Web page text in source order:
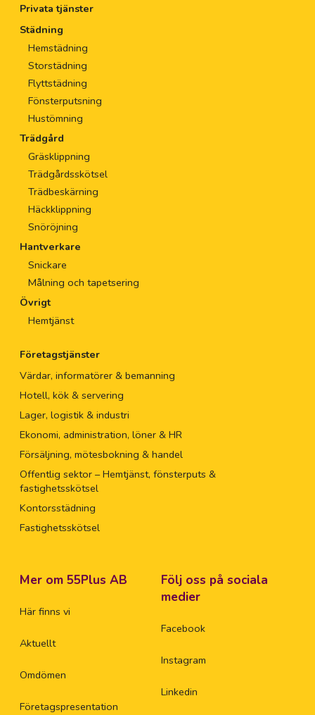
Privata tjänster
Städning
Hemstädning
Storstädning
Flyttstädning
Fönsterputsning
Hustömning
Trädgård
Gräsklippning
Trädgårdsskötsel
Trädbeskärning
Häckklippning
Snöröjning
Hantverkare
Snickare
Målning och tapetsering
Övrigt
Hemtjänst
Företagstjänster
Värdar, informatörer & bemanning
Hotell, kök & servering
Lager, logistik & industri
Ekonomi, administration, löner & HR
Försäljning, mötesbokning & handel
Offentlig sektor – Hemtjänst, fönsterputs &
fastighetsskötsel
Kontorsstädning
Fastighetsskötsel
Mer om 55Plus AB
Här finns vi
Aktuellt
Omdömen
Företagspresentation
Följ oss på sociala
medier
Facebook
Instagram
Linkedin